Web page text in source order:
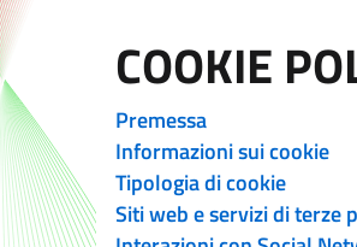
COOKIE
Premessa
Informazioni sui cookie
Tipologia di cookie
Siti web e servizi di terze